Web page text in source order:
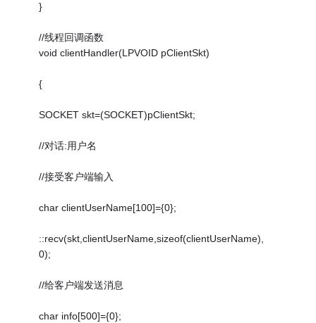
}
//线程回调函数
void clientHandler(LPVOID pClientSkt)
{
SOCKET skt=(SOCKET)pClientSkt;
//对话:用户名
//接受客户端输入
char clientUserName[100]={0};
::recv(skt,clientUserName,sizeof(clientUserName),
0);
//给客户端发送消息
char info[500]={0};